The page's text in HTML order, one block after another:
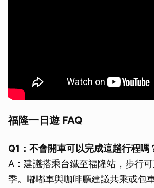
福隆一日遊 FAQ
Q1：不會開車可以完成這趟行程嗎
A：建議搭乘台鐵至福隆站，步行
季。嘟嘟車與咖啡廳建議共乘或包